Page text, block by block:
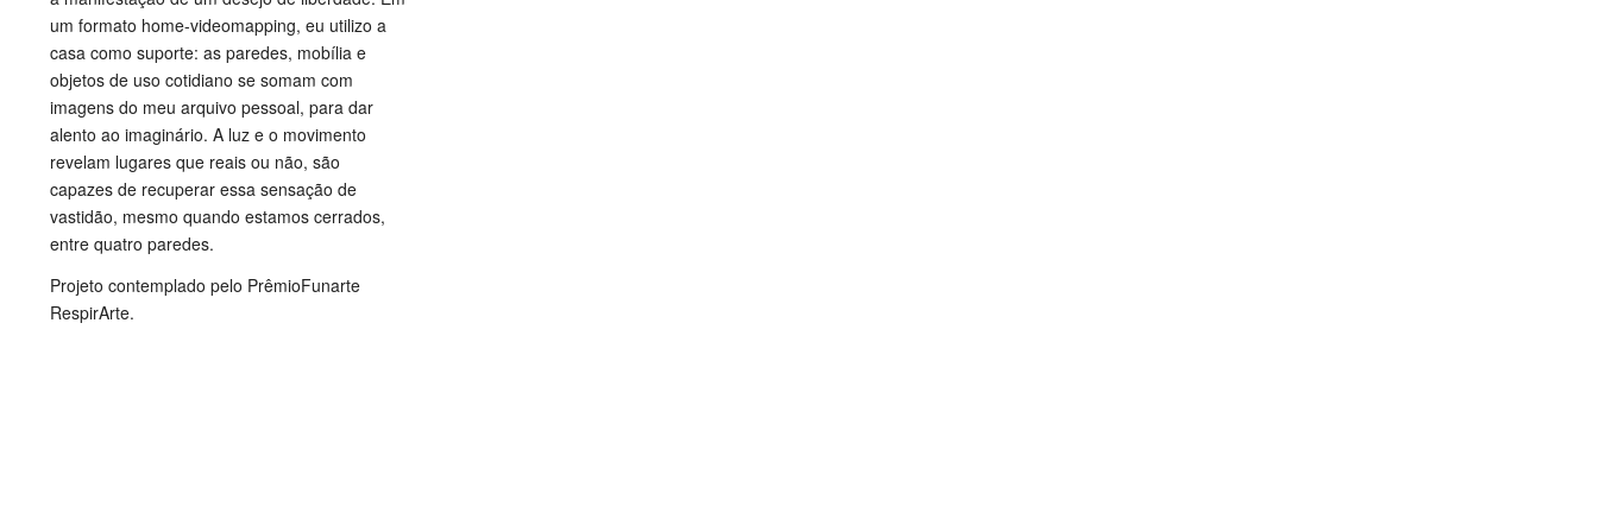
um formato home-videomapping, eu utilizo a
casa como suporte: as paredes, mobília e
objetos de uso cotidiano se somam com
imagens do meu arquivo pessoal, para dar
alento ao imaginário. A luz e o movimento
revelam lugares que reais ou não, são
capazes de recuperar essa sensação de
vastidão, mesmo quando estamos cerrados,
entre quatro paredes.
Projeto contemplado pelo PrêmioFunarte
RespirArte.